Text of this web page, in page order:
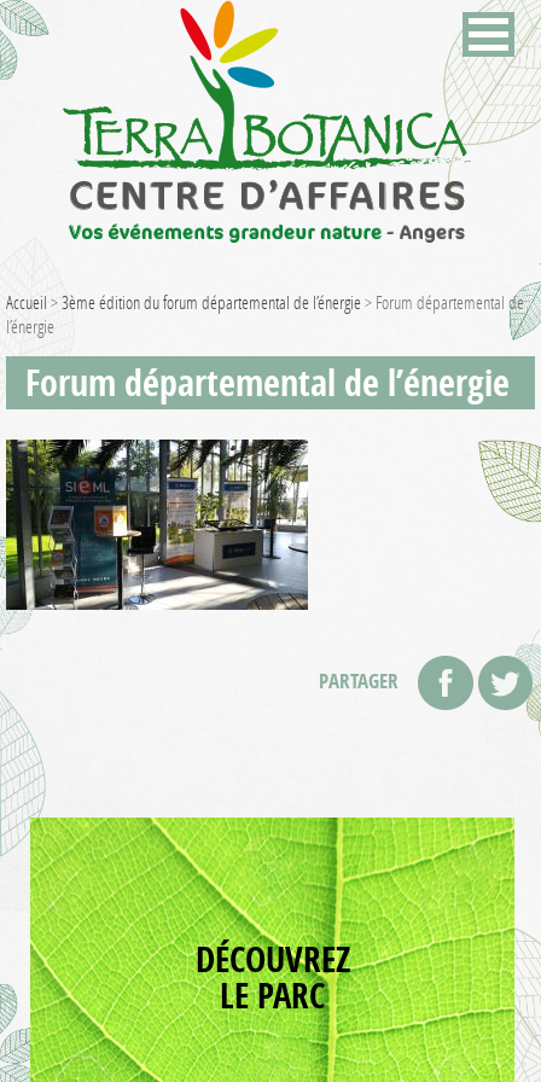
Accueil >3ème édition du forum départemental de l’énergie> Forum départemental de
l’énergie
Forum départemental de l’énergie
PARTAGER
DÉCOUVREZ
LE PARC